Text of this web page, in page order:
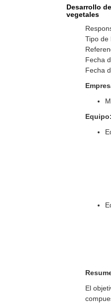
Desarrollo
vegetales
Tipo de
Fecha
Fecha
Equipo:
El